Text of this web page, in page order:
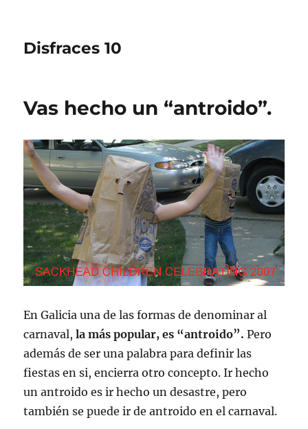
Disfraces 10
Vas hecho un “antroido”.
En Galicia una de las formas de denominar al
carnaval,la más popular, es “antroido”. Pero
además de ser una palabra para definir las
fiestas en si, encierra otro concepto. Ir hecho
un antroido es ir hecho un desastre, pero
también se puede ir de antroido en el carnaval.